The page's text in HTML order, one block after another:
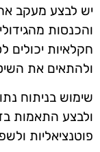
יש לבצע מעקב
והכנסות
חקלאיות יכולים
ולהתאים את
שימוש בניתוח
ולבצע התאמות
פוטנציאליות